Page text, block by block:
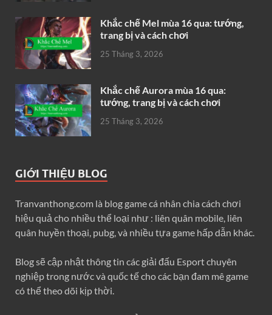
Khắc chế Mel mùa 16 qua: tướng,
trang bị và cách chơi
25 Tháng 3, 2026
Khắc chế Aurora mùa 16 qua:
tướng, trang bị và cách chơi
25 Tháng 3, 2026
GIỚI THIỆU BLOG
Tranvanthong.com là blog game cá nhân chia cách chơi
hiệu quả cho nhiều thể loại như : liên quân mobile, liên
quân huyền thoại, pubg, và nhiều tựa game hấp dẫn khác.
Blog sẽ cập nhật thông tin các giải đấu Esport chuyên
nghiệp trong nước và quốc tế cho các bạn đam mê game
có thể theo dõi kịp thời.